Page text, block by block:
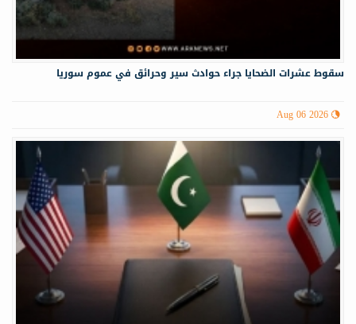
سقوط عشرات الضحايا جراء حوادث سير وحرائق في عموم سوريا
Aug 06 2026